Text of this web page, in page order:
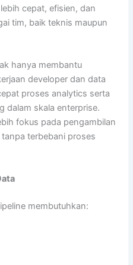
cepat, efisien, dan
tim, baik teknis maupun
hanya membantu
developer dan data
proses analytics serta
dalam skala enterprise.
fokus pada pengambilan
terbebani proses
membutuhkan: